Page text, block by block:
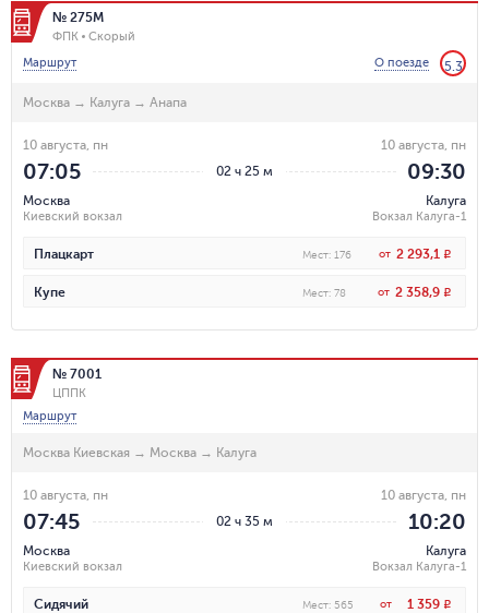
№ 275М
ФПК
Скорый
Маршрут
О поезде 5.3
Москва → Калуга → Анапа
02 ч 25 м
10 августа, пн
07:05
Москва
Киевский вокзал
10 августа, пн
09:30
Калуга
Вокзал Калуга-1
Плацкарт Мест: 176 от 2 293,1 R
Купе Мест: 78 от 2 358,9 R
№ 7001
ЦППК
Маршрут
Москва Киевская → Москва → Калуга
02 ч 35 м
10 августа, пн
07:45
Москва
Киевский вокзал
10 августа, пн
10:20
Калуга
Вокзал Калуга-1
Сидячий Мест: 565 от 1 359 R